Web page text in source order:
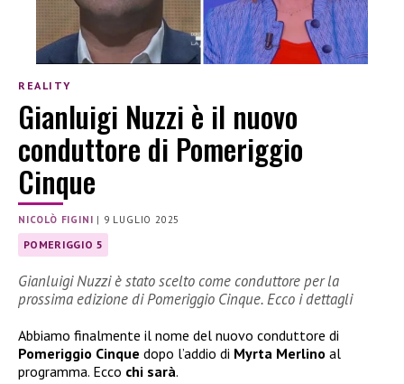
REALITY
Gianluigi Nuzzi è il nuovo
conduttore di Pomeriggio
Cinque
NICOLÒ FIGINI | 9 LUGLIO 2025
POMERIGGIO 5
Gianluigi Nuzzi è stato scelto come conduttore per la
prossima edizione di Pomeriggio Cinque. Ecco i dettagli
Abbiamo finalmente il nome del nuovo conduttore di
Pomeriggio Cinque dopo l’addio di Myrta Merlino al
programma. Ecco chi sarà.